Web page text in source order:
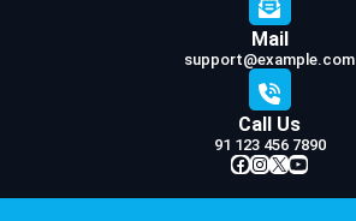
Mail
support@example.com
Call Us
91 123 456 7890
Facebook InstagramX YouTube